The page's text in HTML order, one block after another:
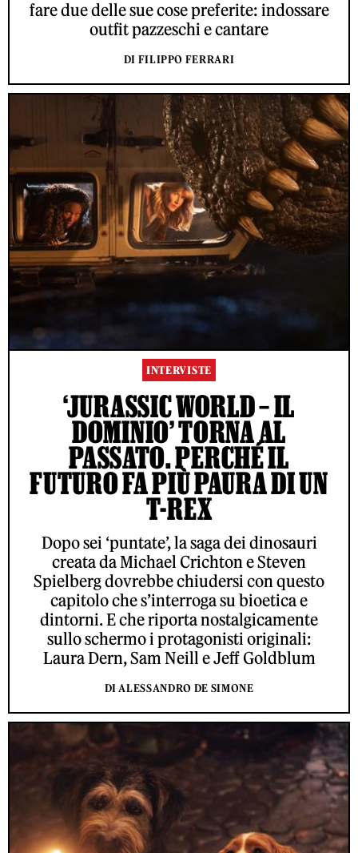
fare due delle sue cose preferite: indossare
outfit pazzeschi e cantare
DI FILIPPO FERRARI
INTERVISTE
‘JURASSIC WORLD – IL
DOMINIO’ TORNA AL
PASSATO. PERCHÉ IL
FUTURO FA PIÙ PAURA DI UN
T-REX
Dopo sei ‘puntate’, la saga dei dinosauri
creata da Michael Crichton e Steven
Spielberg dovrebbe chiudersi con questo
capitolo che s’interroga su bioetica e
dintorni. E che riporta nostalgicamente
sullo schermo i protagonisti originali:
Laura Dern, Sam Neill e Jeff Goldblum
DI ALESSANDRO DE SIMONE